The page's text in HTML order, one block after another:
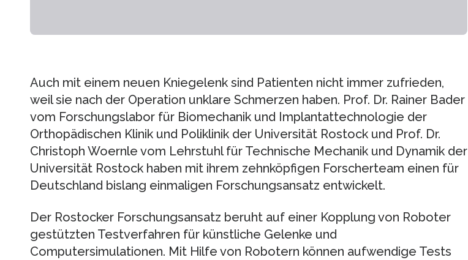
Auch mit einem neuen Kniegelenk sind Patienten nicht immer zufrieden,
weil sie nach der Operation unklare Schmerzen haben. Prof. Dr. Rainer Bader
vom Forschungslabor für Biomechanik und Implantattechnologie der
Orthopädischen Klinik und Poliklinik der Universität Rostock und Prof. Dr.
Christoph Woernle vom Lehrstuhl für Technische Mechanik und Dynamik der
Universität Rostock haben mit ihrem zehnköpfigen Forscherteam einen für
Deutschland bislang einmaligen Forschungsansatz entwickelt.
Der Rostocker Forschungsansatz beruht auf einer Kopplung von Roboter
gestützten Testverfahren für künstliche Gelenke und
Computersimulationen. Mit Hilfe von Robotern können aufwendige Tests